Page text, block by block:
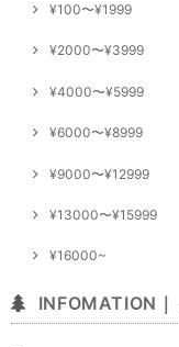
¥100〜¥1999
¥2000〜¥3999
¥4000〜¥5999
¥6000〜¥8999
¥9000〜¥12999
¥13000〜¥15999
¥16000~
INFOMATION｜